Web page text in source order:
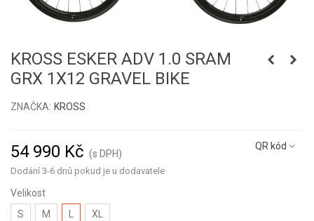
KROSS ESKER ADV 1.0 SRAM
GRX 1X12 GRAVEL BIKE
ZNAČKA: KROSS
54 990 Kč (s DPH)
Dodání 3-6 dnů pokud je u dodavatele
QR kód
Velikost
S
M XL